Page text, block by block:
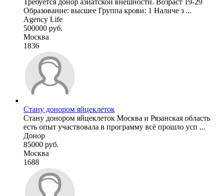
Образование: высшее Группа крови: 1 Наличе з ...
Agency Life
500000 руб.
Москва
1836
Стану донором яйцеклеток
Стану донором яйцеклеток Москва и Рязанская область
есть опыт участвовала в программу всё прошло усп ...
Донор
85000 руб.
Москва
1688